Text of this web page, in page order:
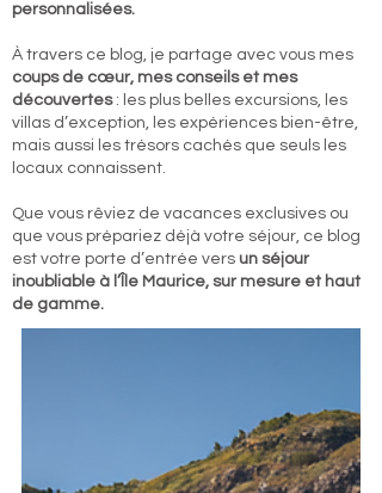
personnalisées.
À travers ce blog, je partage avec vous mes
coups de cœur, mes conseils et mes
découvertes: les plus belles excursions, les
villas d’exception, les expériences bien-être,
mais aussi les trésors cachés que seuls les
locaux connaissent.
Que vous rêviez de vacances exclusives ou
que vous prépariez déjà votre séjour, ce blog
est votre porte d’entrée vers un séjour
inoubliable à l’Île Maurice, sur mesure et haut
de gamme.